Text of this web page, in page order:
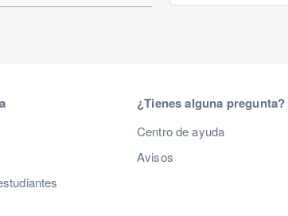
¿Tienes alguna pregunta?
Centro de ayuda
Avisos